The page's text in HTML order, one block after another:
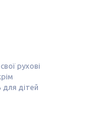
рухові
для дітей